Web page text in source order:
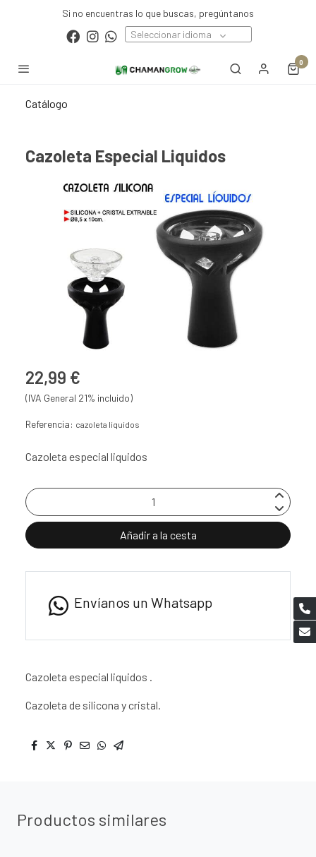
Si no encuentras lo que buscas, pregúntanos
Seleccionar idioma
0
Catálogo
Cazoleta Especial Liquidos
22,99 €
(IVA General 21% incluido)
Referencia: cazoleta liquidos
Cazoleta especial liquidos
Añadir a la cesta
Envíanos un Whatsapp
Cazoleta especial liquidos .
Cazoleta de silicona y cristal.
Productos similares